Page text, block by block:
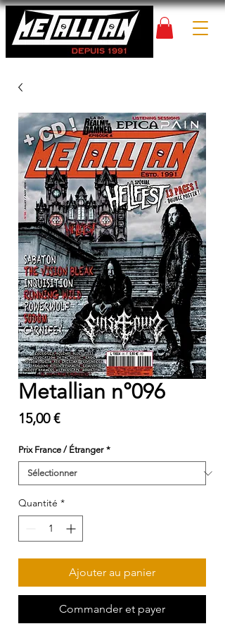
Metallian n°096
15,00 €Prix
Prix France / Étranger *
Quantité *
Ajouter au panier
Commander et payer